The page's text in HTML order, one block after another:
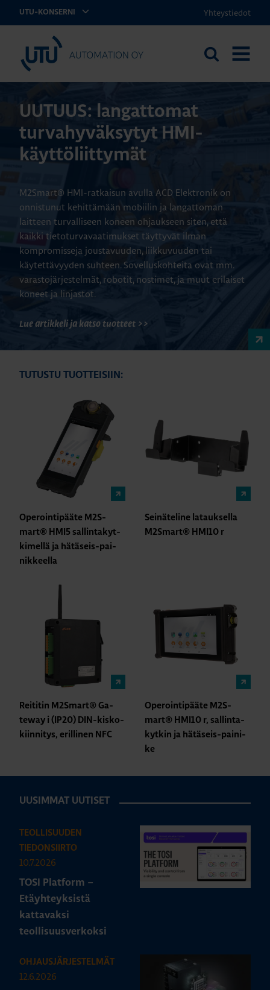
UTU-KONSERNI Yhteystiedot
UTU Automation
Etsi
UUTUUS: langattomat
turvahyväksytyt HMI-
käyttöliittymät
M2Smart® HMI-ratkaisun avulla ACD Elektronik on
onnistunut kehittämään mobiilin ja langattoman
laitteen turvalliseen koneen ohjaukseen siten, että
kaikki tietoturvavaatimukset täyttyvät ilman
kompromisseja joustavuuden, liikkuvuuden tai
käytettävyyden suhteen. Sovelluskohteita ovat mm.
varastojärjestelmät, robotit, nostimet, ja muut erilaiset
koneet ja linjastot.
Lue artikkeli ja katso tuotteet >>
TUTUSTU TUOTTEISIIN:
Ope­roin­ti­pää­te M2S­
mart® HMI5 sal­lin­ta­kyt­
ki­mel­lä ja hä­tä­seis-pai­
nik­keel­la
Sei­nä­te­li­ne la­tauk­sel­la
M2S­mart® HMI10 r
Rei­ti­tin M2S­mart® Ga­
teway i (IP20) DIN-kis­ko­
kiin­ni­tys, eril­li­nen NFC
Ope­roin­ti­pää­te M2S­
mart® HMI10 r, sal­lin­ta­
kyt­kin ja hä­tä­seis-pai­ni­
ke
UUSIMMAT UUTISET
TEOLLISUUDEN
TIEDONSIIRTO
10.7.2026
TOSI Platform –
Etäyhteyksistä
kattavaksi
teollisuusverkoksi
OHJAUSJÄRJESTELMÄT
12.6.2026